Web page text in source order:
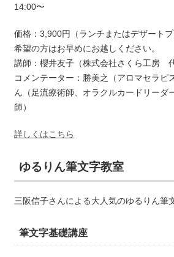
14:00〜
価格：3,900円（ランチまたはデザート
希望の方はお早めにお越しください。
講師：櫻井友子（株式会社さくら工房
コメンテーター：勝美之（アロマセラピ
ん（足流療術師、オラクルカードリーダ
師）
詳しくはこちら
ゆるりん筆文字教室
三阪信子さんによる大人気のゆるりん筆
筆文字基礎講座